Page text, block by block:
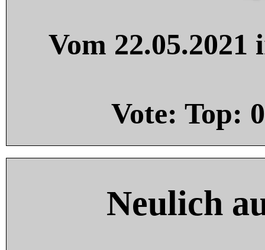
Vom
Vote: Top: 0
Neulich